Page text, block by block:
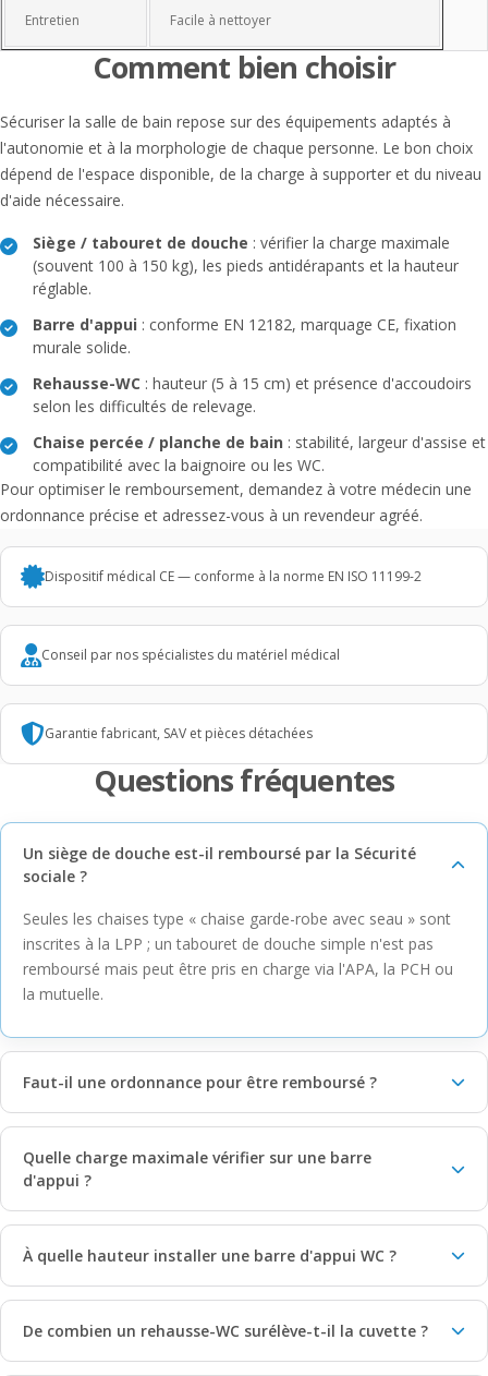
Entretien Facile à nettoyer
Comment bien choisir
Sécuriser la salle de bain repose sur des équipements adaptés à
l'autonomie et à la morphologie de chaque personne. Le bon choix
dépend de l'espace disponible, de la charge à supporter et du niveau
d'aide nécessaire.
Siège / tabouret de douche : vérifier la charge maximale
(souvent 100 à 150 kg), les pieds antidérapants et la hauteur
réglable.
Barre d'appui : conforme EN 12182, marquage CE, fixation
murale solide.
Rehausse-WC : hauteur (5 à 15 cm) et présence d'accoudoirs
selon les difficultés de relevage.
Chaise percée / planche de bain : stabilité, largeur d'assise et
compatibilité avec la baignoire ou les WC.
Pour optimiser le remboursement, demandez à votre médecin une
ordonnance précise et adressez-vous à un revendeur agréé.
Dispositif médical CE — conforme à la norme EN ISO 11199-2
Conseil par nos spécialistes du matériel médical
Garantie fabricant, SAV et pièces détachées
Questions fréquentes
Un siège de douche est-il remboursé par la Sécurité
sociale ?
Seules les chaises type « chaise garde-robe avec seau » sont
inscrites à la LPP ; un tabouret de douche simple n'est pas
remboursé mais peut être pris en charge via l'APA, la PCH ou
la mutuelle.
Faut-il une ordonnance pour être remboursé ?
Quelle charge maximale vérifier sur une barre
d'appui ?
À quelle hauteur installer une barre d'appui WC ?
De combien un rehausse-WC surélève-t-il la cuvette ?